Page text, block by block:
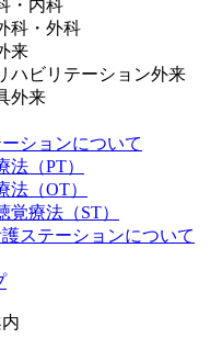
・内科
科・外科
来
ハビリテーション外来
外来
ションについて
法（PT）
法（OT）
覚療法（ST）
ステーションについて